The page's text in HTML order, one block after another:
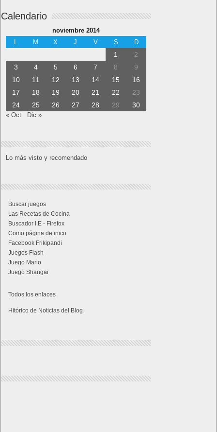
Calendario
noviembre 2014
L
M X J V S D
1
2
3
4 5 6 7 8
9
10
11 12 13 14 15
16
17
18 19 20 21 22
23
24
25 26 27 28 29 30
« Oct Dic »
Lo más visto y recomendado
Buscar juegos
Las Recetas de Cocina
Buscador I.E - Firefox
Como página de inico
Facebook Frikipandi
Juegos Flash
Juego Mario
Juego Shangai
Todos los enlaces
Hitórico de Noticias del Blog